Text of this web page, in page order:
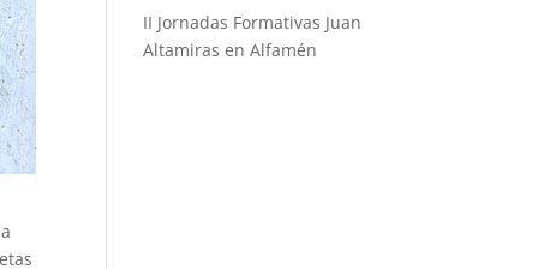
II Jornadas Formativas Juan
Altamiras en Alfamén